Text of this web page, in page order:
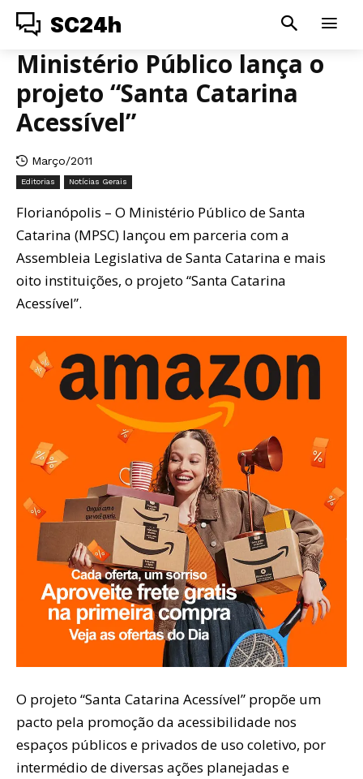
SC24h
Ministério Público lança o
projeto “Santa Catarina
Acessível”
Março/2011
Editorias Notícias Gerais
Florianópolis – O Ministério Público de Santa
Catarina (MPSC) lançou em parceria com a
Assembleia Legislativa de Santa Catarina e mais
oito instituições, o projeto “Santa Catarina
Acessível”.
O projeto “Santa Catarina Acessível” propõe um
pacto pela promoção da acessibilidade nos
espaços públicos e privados de uso coletivo, por
intermédio de diversas ações planejadas e